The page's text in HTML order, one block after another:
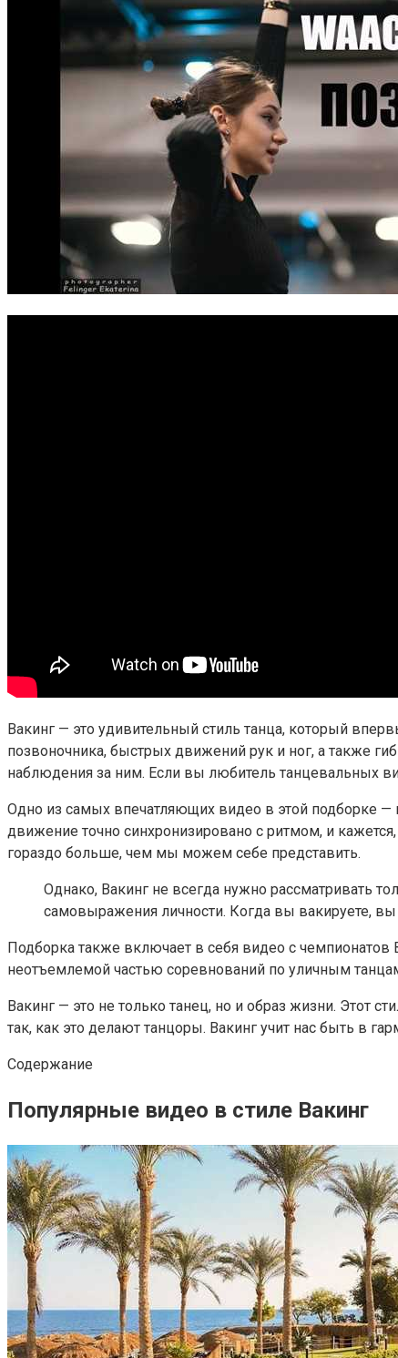
Вакинг — это удивительный стиль танца, который
позвоночника, быстрых движений рук и ног, а также
наблюдения за ним. Если вы любитель танцевальных
Одно из самых впечатляющих видео в этой подборке —
движение точно синхронизировано с ритмом, и кажется,
гораздо больше, чем мы можем себе представить.
Однако, Вакинг не всегда нужно рассматривать
самовыражения личности. Когда вы вакируете,
Подборка также включает в себя видео с
неотъемлемой частью соревнований по уличным
Вакинг — это не только танец, но и образ жизни. Этот
так, как это делают танцоры. Вакинг учит нас быть в
Содержание
Популярные видео в стиле Вакинг